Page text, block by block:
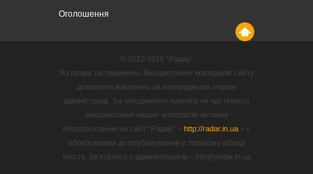
Оголошення
© 2012-2016 “Радар”
Усі права застережено. Використання матеріалів сайту
дозволено виключно за попередньою згодою
адміністрації. За погодженого повного чи часткового
використання наших матеріалів активне
гіперпосилання на сайт “Радар” – http://radar.in.ua– є
обов’язковим до опублікування у першому абзаці
тексту. Зв’язатися з адміністрацією – info@radar.in.ua